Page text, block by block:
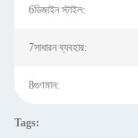
6ডিজাইন স্টাইল:
7সাধারন ব্যবহার:
8গুণমান:
Tags: